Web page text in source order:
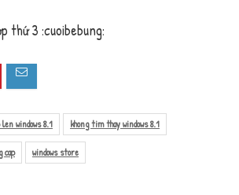
thứ 3 :cuoibebung:
windows 8.1 khong tim thay windows 8.1
cap windows store